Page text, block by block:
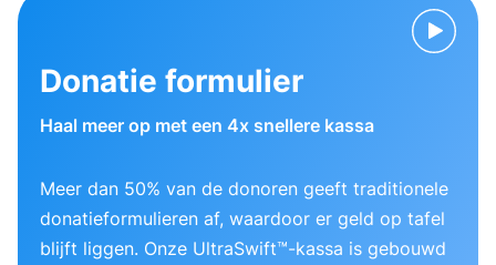
Donatie formulier
Haal meer op met een 4x snellere kassa
Meer dan 50% van de donoren geeft traditionele
donatieformulieren af, waardoor er geld op tafel
blijft liggen. Onze UltraSwift™-kassa is gebouwd